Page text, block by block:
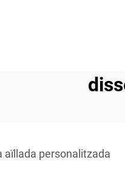
aïllada personalitzada